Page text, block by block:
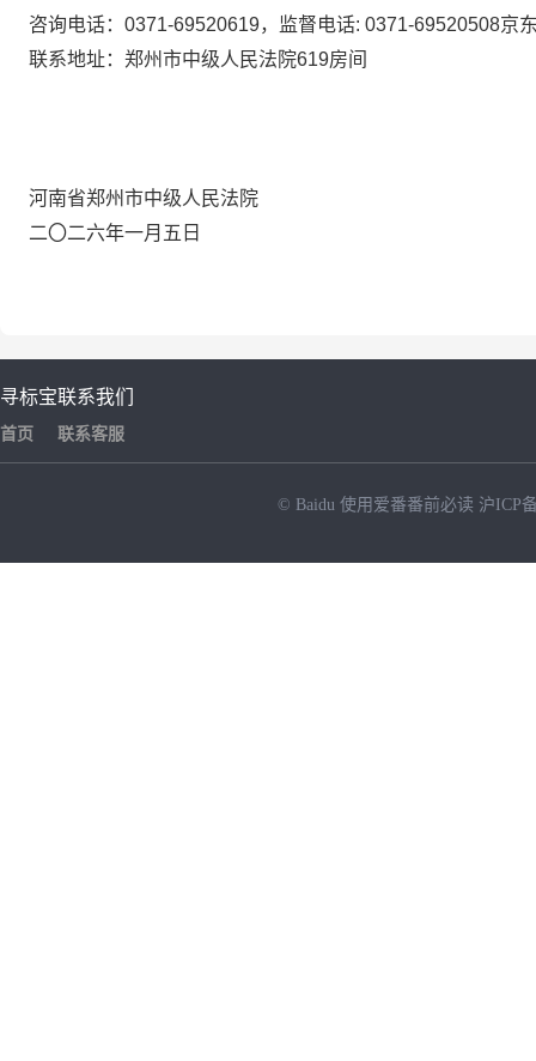
咨询电话： 0371-69520619，监督电话: 0371-69520508京
联系地址：郑州市中级人民法院619房间
河南省郑州市中级人民法院
二〇二六年一月五日
寻标宝
首页
联系我们
联系客服
© Baidu 使用爱番番前必读 沪ICP